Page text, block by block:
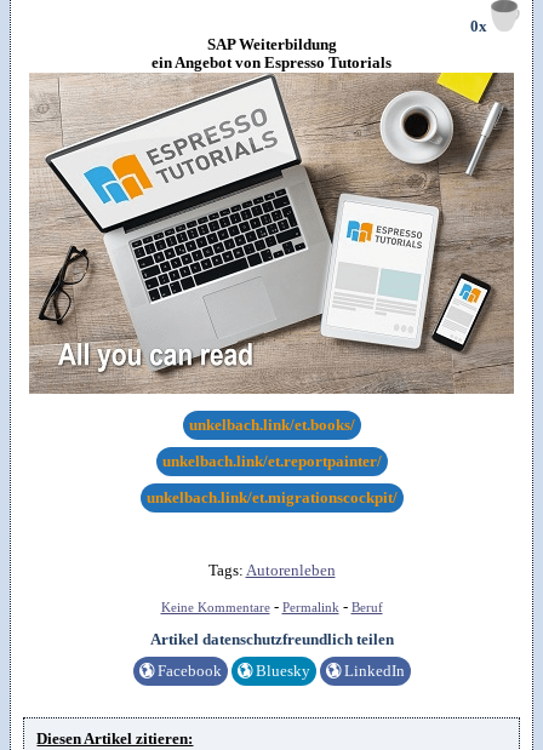
0x
SAP Weiterbildung
ein Angebot von Espresso Tutorials
unkelbach.link/et.books/
unkelbach.link/et.reportpainter/
unkelbach.link/et.migrationscockpit/
Tags: Autorenleben
Keine Kommentare- Permalink- Beruf
Artikel datenschutzfreundlich teilen
🌎Facebook 🌎Bluesky 🌎LinkedIn
Diesen Artikel zitieren: